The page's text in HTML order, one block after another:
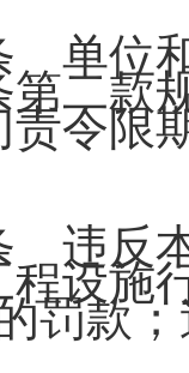
单位
二款
令限
违反
程设施
罚款